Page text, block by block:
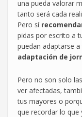
una pueda valorar
tanto será cada
Pero sí
pidas por escrito a
puedan adaptarse
adaptación de
Pero no son solo
ver afectadas,
tus mayores o
que recordar lo que